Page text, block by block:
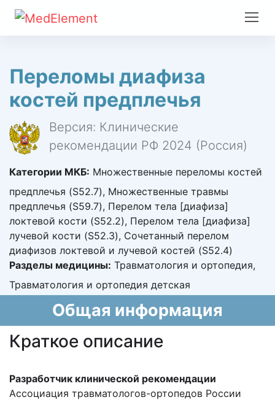
Переломы диафиза
костей предплечья
Версия: Клинические
рекомендации РФ 2024 (Россия)
Категории МКБ: Множественные переломы костей
предплечья (S52.7), Множественные травмы
предплечья (S59.7), Перелом тела [диафиза]
локтевой кости (S52.2), Перелом тела [диафиза]
лучевой кости (S52.3), Сочетанный перелом
диафизов локтевой и лучевой костей (S52.4)
Разделы медицины: Травматология и ортопедия,
Травматология и ортопедия детская
Общая информация
Краткое описание
Разработчик клинической рекомендации
Ассоциация травматологов-ортопедов России